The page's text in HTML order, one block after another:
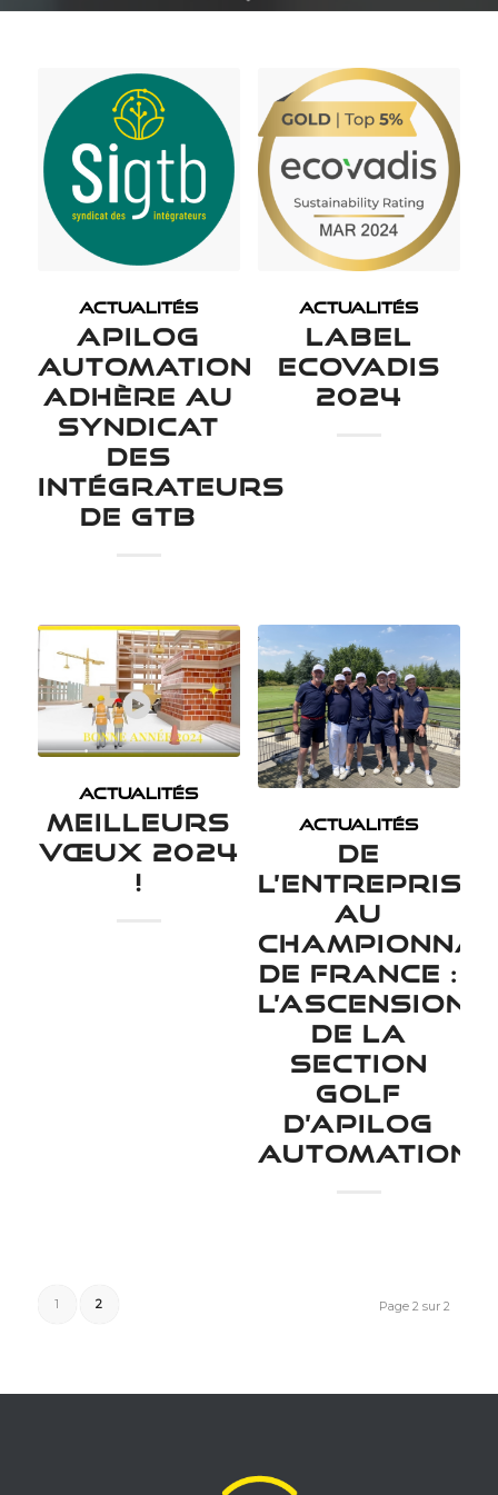
ACTUALITÉS
APILOG
AUTOMATION
ADHÈRE AU
SYNDICAT
DES
INTÉGRATEURS
DE GTB
ACTUALITÉS
LABEL
ECOVADIS
2024
ACTUALITÉS
MEILLEURS
VŒUX 2024
!
ACTUALITÉS
DE
L’ENTREPRISE
AU
CHAMPIONNAT
DE FRANCE :
L’ASCENSION
DE LA
SECTION
GOLF
D’APILOG
AUTOMATION
Page 2 sur 2
1 2